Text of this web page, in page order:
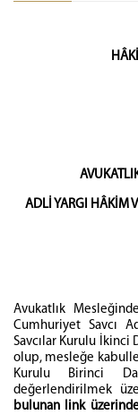
ADLİ YARGI HÂKİM
Avukatlık
Cumhuriyet Savcı
Savcılar Kurulu İkinci
olup, mesleğe
Kurulu Birinci
değerlendirilmek
bulunan link